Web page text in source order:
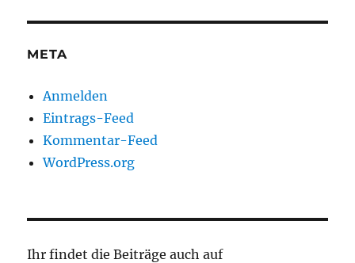
META
Anmelden
Eintrags-Feed
Kommentar-Feed
WordPress.org
Ihr findet die Beiträge auch auf